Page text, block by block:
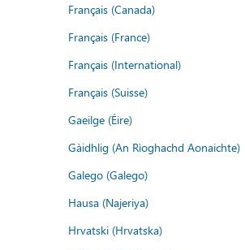
Français (Canada)
Français (France)
Français (International)
Français (Suisse)
Gaeilge (Éire)
Gàidhlig (An Rìoghachd Aonaichte)
Galego (Galego)
Hausa (Najeriya)
Hrvatski (Hrvatska)